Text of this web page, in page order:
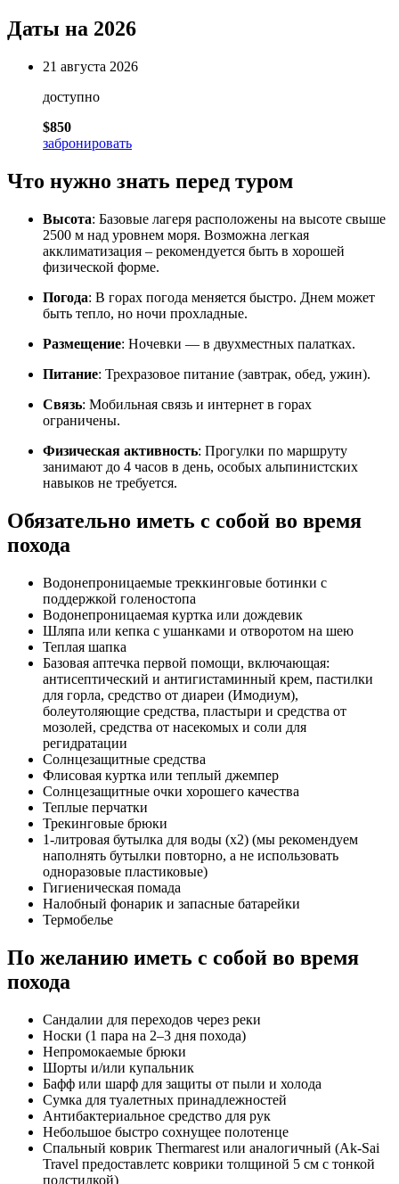
Даты на 2026
21 августа 2026
доступно
$850
забронировать
Что нужно знать перед туром
Высота: Базовые лагеря расположены на высоте свыше
2500 м над уровнем моря. Возможна легкая
акклиматизация – рекомендуется быть в хорошей
физической форме.
Погода: В горах погода меняется быстро. Днем может
быть тепло, но ночи прохладные.
Размещение: Ночевки — в двухместных палатках.
Питание: Трехразовое питание (завтрак, обед, ужин).
Связь: Мобильная связь и интернет в горах
ограничены.
Физическая активность: Прогулки по маршруту
занимают до 4 часов в день, особых альпинистских
навыков не требуется.
Обязательно иметь с собой во время
похода
Водонепроницаемые треккинговые ботинки с
поддержкой голеностопа
Водонепроницаемая куртка или дождевик
Шляпа или кепка с ушанками и отворотом на шею
Теплая шапка
Базовая аптечка первой помощи, включающая:
антисептический и антигистаминный крем, пастилки
для горла, средство от диареи (Имодиум),
болеутоляющие средства, пластыри и средства от
мозолей, средства от насекомых и соли для
регидратации
Солнцезащитные средства
Флисовая куртка или теплый джемпер
Солнцезащитные очки хорошего качества
Теплые перчатки
Трекинговые брюки
1-литровая бутылка для воды (x2) (мы рекомендуем
наполнять бутылки повторно, а не использовать
одноразовые пластиковые)
Гигиеническая помада
Налобный фонарик и запасные батарейки
Термобелье
По желанию иметь с собой во время
похода
Сандалии для переходов через реки
Носки (1 пара на 2–3 дня похода)
Непромокаемые брюки
Шорты и/или купальник
Бафф или шарф для защиты от пыли и холода
Сумка для туалетных принадлежностей
Антибактериальное средство для рук
Небольшое быстро сохнущее полотенце
Спальный коврик Thermarest или аналогичный (Ak-Sai
Travel предоставлетс коврики толщиной 5 см с тонкой
подстилкой)